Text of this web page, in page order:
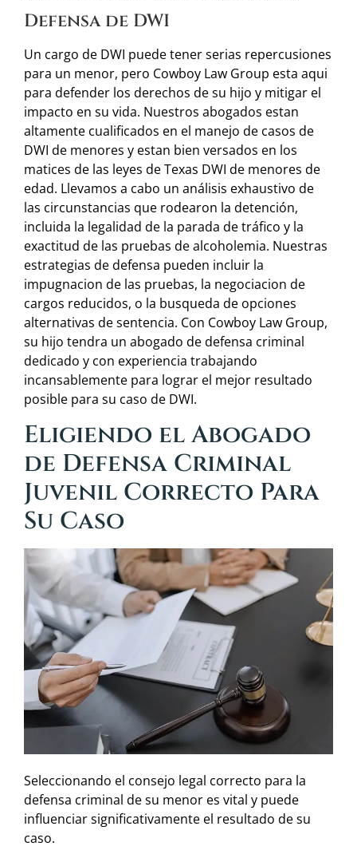
Defensa de DWI
Un cargo de DWI puede tener serias repercusiones
para un menor, pero Cowboy Law Group esta aqui
para defender los derechos de su hijo y mitigar el
impacto en su vida. Nuestros abogados estan
altamente cualificados en el manejo de casos de
DWI de menores y estan bien versados en los
matices de las leyes de Texas DWI de menores de
edad. Llevamos a cabo un análisis exhaustivo de
las circunstancias que rodearon la detención,
incluida la legalidad de la parada de tráfico y la
exactitud de las pruebas de alcoholemia. Nuestras
estrategias de defensa pueden incluir la
impugnacion de las pruebas, la negociacion de
cargos reducidos, o la busqueda de opciones
alternativas de sentencia. Con Cowboy Law Group,
su hijo tendra un abogado de defensa criminal
dedicado y con experiencia trabajando
incansablemente para lograr el mejor resultado
posible para su caso de DWI.
Eligiendo el Abogado
de Defensa Criminal
Juvenil Correcto Para
Su Caso
Seleccionando el consejo legal correcto para la
defensa criminal de su menor es vital y puede
influenciar significativamente el resultado de su
caso.